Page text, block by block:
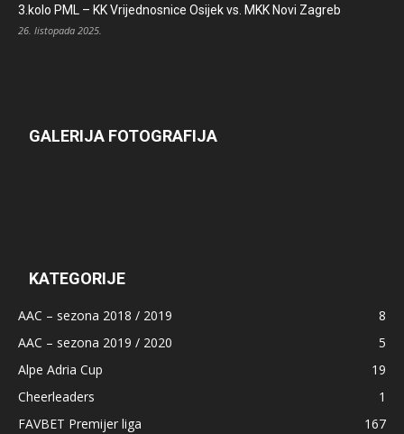
3.kolo PML – KK Vrijednosnice Osijek vs. MKK Novi Zagreb
26. listopada 2025.
GALERIJA FOTOGRAFIJA
KATEGORIJE
AAC – sezona 2018 / 2019
8
AAC – sezona 2019 / 2020
5
Alpe Adria Cup
19
Cheerleaders
1
FAVBET Premijer liga
167